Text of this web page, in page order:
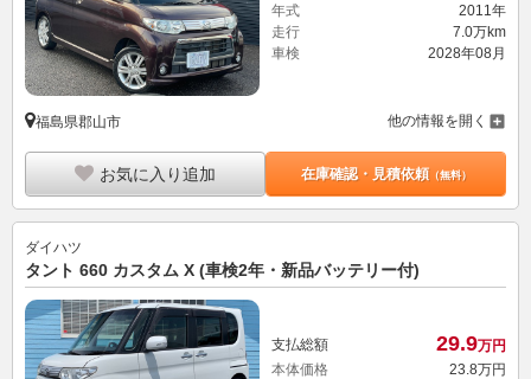
年式
2011年
走行
7.0万km
車検
2028年08月
福島県郡山市 他の情報を開く
お気に入り追加 在庫確認・見積依頼（無料）
ダイハツ
タント 660 カスタム X (車検2年・新品バッテリー付)
支払総額 29.9万円
本体価格
23. 8万円